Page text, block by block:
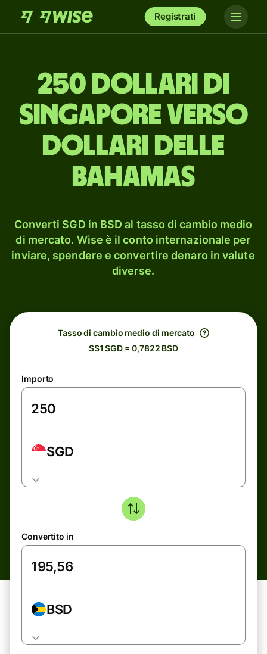
Registrati
250 dollari di
Singapore verso
dollari delle
Bahamas
Converti SGD in BSD al tasso di cambio medio
di mercato. Wise è il conto internazionale per
inviare, spendere e convertire denaro in valute
diverse.
Tasso di cambio medio di mercato
S$1 SGD = 0,7822 BSD
Importo
SGD
Convertito in
BSD